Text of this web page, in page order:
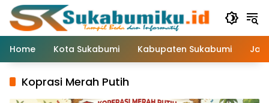
Langsung
konten
Home
Kota Sukabumi Kabupaten Sukabumi
Koprasi Merah Putih